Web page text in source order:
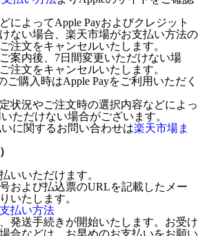
によってApple Payおよびクレジット
ない場合、楽天市場がお支払い方法の
注文をキャンセルいたします。
案内後、7日間変更いただけない場
注文をキャンセルいたします。
ご購入時はApple Payをご利用いただく
状況やご注文時の選択内容などによっ
ただけない場合がございます。
に関するお問い合わせは楽天市場ま
いいただけます。
および払込票のURLを記載したメー
いたします。
払い方法
発送手続きが開始いたします。お受け
合などは、お早めのお支払いをお願い